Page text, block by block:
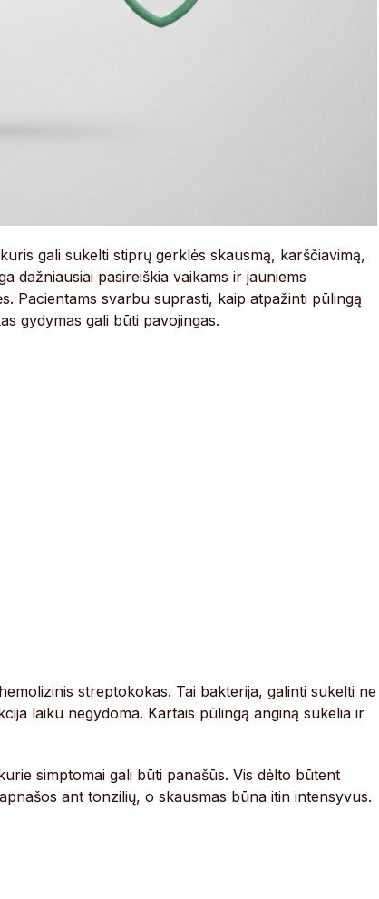
gali sukelti stiprų gerklės skausmą, karščiavimą,
dažniausiai pasireiškia vaikams ir jauniems
Pacientams svarbu suprasti, kaip atpažinti pūlingą
gydymas gali būti pavojingas.
streptokokas. Tai bakterija, galinti sukelti ne
laiku negydoma. Kartais pūlingą anginą sukelia ir
simptomai gali būti panašūs. Vis dėlto būtent
ant tonzilių, o skausmas būna itin intensyvus.